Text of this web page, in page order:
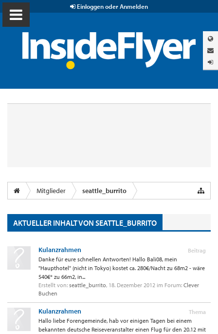
Einloggen oder Anmelden
Mitglieder seattle_burrito
AKTUELLER INHALT VON SEATTLE_BURRITO
Beitrag
Kulanzrahmen
Danke für eure schnellen Antworten! Hallo Bali08, mein
"Haupthotel" (nicht in Tokyo) kostet ca. 280€/Nacht zu 68m2 - wäre
540€* zu 66m2, in...
Erstellt von: seattle_burrito, 18. Dezember 2012 im Forum: Clever
Buchen
Thema
Kulanzrahmen
Hallo liebe Forengemeinde, hab vor einigen Tagen bei einem
bekannten deutsche Reiseveranstalter einen Flug für den 20.12 mit